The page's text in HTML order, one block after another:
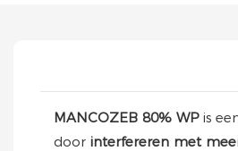
MANCOZEB 80% WP is
door interfereren met